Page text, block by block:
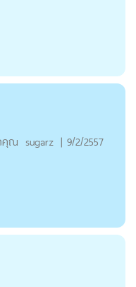
คุณ sugarz | 9/2/2557